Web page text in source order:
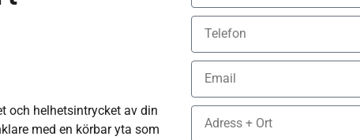
och helhetsintrycket av din
med en körbar yta som